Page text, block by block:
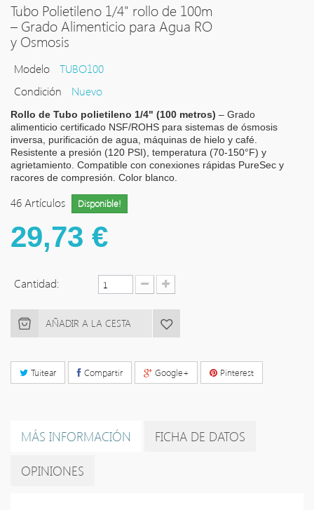
Tubo Polietileno 1/4" rollo de 100m
– Grado Alimenticio para Agua RO
y Osmosis
Modelo
TUBO100
Condición
Nuevo
Rollo de Tubo polietileno 1/4" (100 metros) – Grado
alimenticio certificado NSF/ROHS para sistemas de ósmosis
inversa, purificación de agua, máquinas de hielo y café.
Resistente a presión (120 PSI), temperatura (70-150°F) y
agrietamiento. Compatible con conexiones rápidas PureSec y
racores de compresión. Color blanco.
46 Artículos Disponible!
29,73 €
Cantidad:
AÑADIR A LA CESTA
Tuitear Compartir Google+ Pinterest
MÁS INFORMACIÓN FICHA DE DATOS
OPINIONES